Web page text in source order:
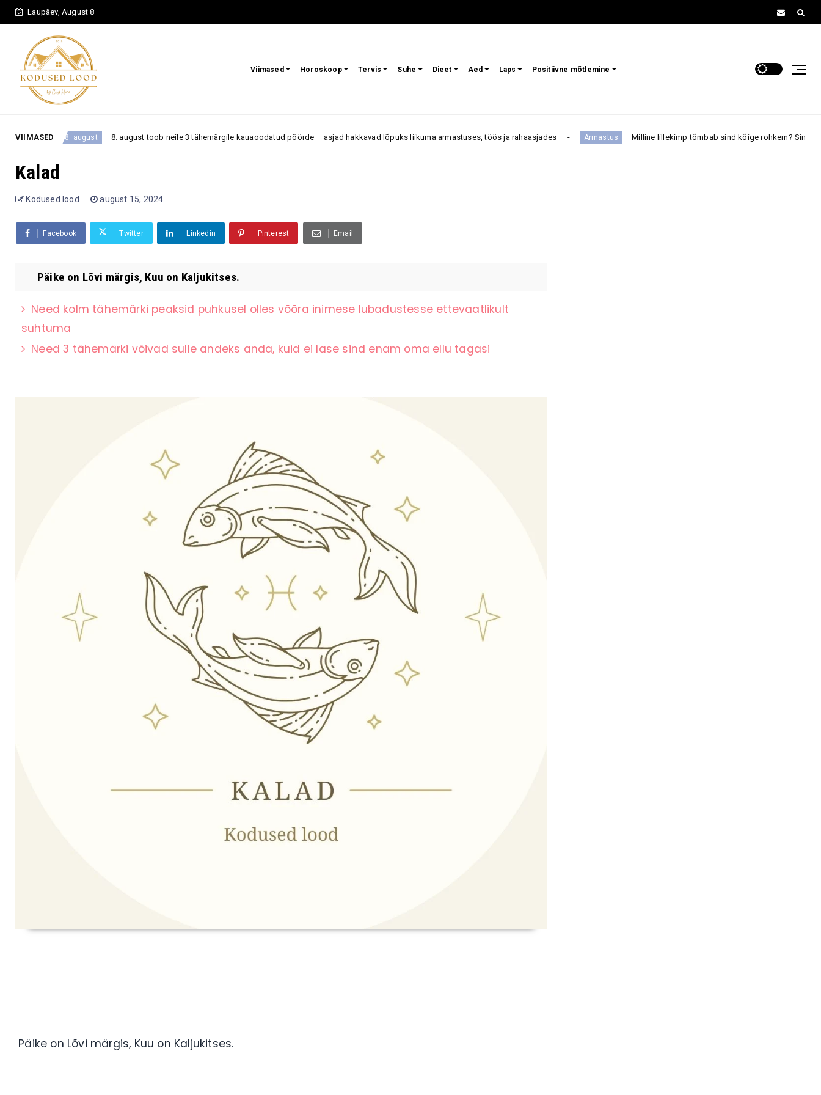
Laupäev, August 8
Viimased Horoskoop Tervis Suhe Dieet Aed Laps Positiivne mõtlemine
VIIMASED
8. august 8. august toob neile 3 tähemärgile kauaoodatud pöörde – asjad hakkavad lõpuks liikuma armastuses, töös ja rahaasjades Armastus Milline lillekimp tõmbab sind kõige rohkem? Sinu valik võib
Kalad
Kodused lood august 15, 2024
Facebook Twitter Linkedin Pinterest Email
Päike on Lõvi märgis, Kuu on Kaljukitses.
Need kolm tähemärki peaksid puhkusel olles võõra inimese lubadustesse ettevaatlikult
suhtuma
Need 3 tähemärki võivad sulle andeks anda, kuid ei lase sind enam oma ellu tagasi
Päike on Lõvi märgis, Kuu on Kaljukitses.